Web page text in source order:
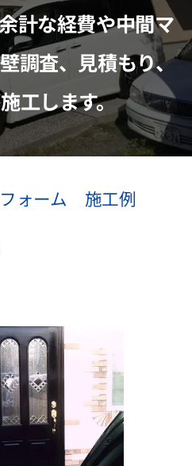
計な経費や中間マ
調査、見積もり、
工します。
ォーム 施工例